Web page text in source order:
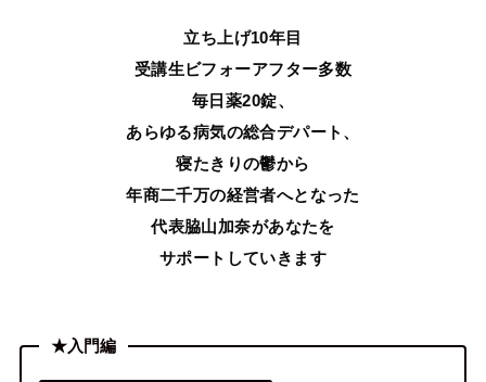
立ち上げ10年目
受講生ビフォーアフター多数
毎日薬20錠、
あらゆる病気の総合デパート、
寝たきりの鬱から
年商二千万の経営者へとなった
代表脇山加奈があなたを
サポートしていきます
★入門編